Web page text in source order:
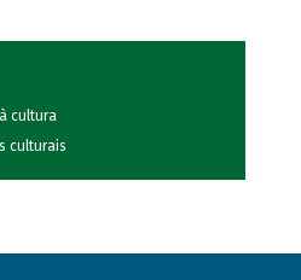
cultura
culturais